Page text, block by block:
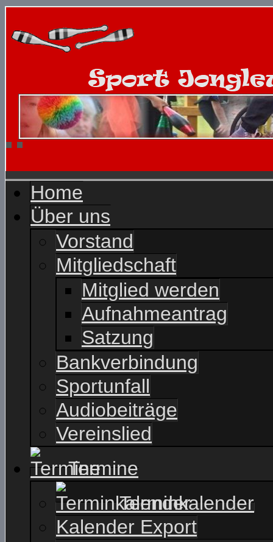
Home
Über uns
Vorstand
Mitgliedschaft
Mitglied werden
Aufnahmeantrag
Satzung
Bankverbindung
Sportunfall
Audiobeiträge
Vereinslied
Termine
Terminkalender
Kalender Export